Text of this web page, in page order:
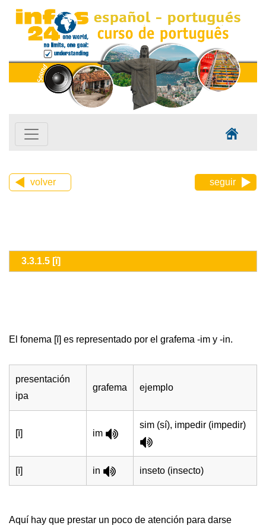
volver seguir
3.3.1.5 [ĩ]
El fonema [ĩ] es representado por el grafema -im y -in.
presentación
ipa
grafema ejemplo
[ĩ] im
sim (sí), impedir (impedir)
[ĩ] in inseto (insecto)
Aquí hay que prestar un poco de atención para darse